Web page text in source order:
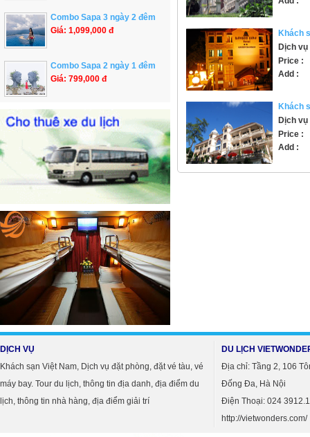
Combo Sapa 3 ngày 2 đêm
Giá: 1,099,000 đ
Combo Sapa 2 ngày 1 đêm
Giá: 799,000 đ
Khách
Dịch vụ
Price :
Add :
Khách
Dịch vụ
Price :
Add :
DỊCH VỤ
Khách sạn Việt Nam, Dịch vụ đặt phòng, đặt vé tàu, vé
máy bay. Tour du lịch, thông tin địa danh, địa điểm du
lịch, thông tin nhà hàng, địa điểm giải trí
DU LỊCH
Địa chỉ: Tầng 2, 106
Đống Đa, Hà Nội
Điện Thoại: 024
http://vietwonders.com/